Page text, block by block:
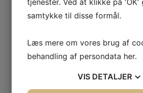
Udover sin centrale placering tilbyder
seværdigheder som Kastrup Fort og
området hvor medarbejderne har
bred palette af udendørs aktiviteter.
Lufthavn tæt på motorvejsnettet, City og
samtykke til disse formål.
Læs mere om vores brug af
behandling af persondata her.
VIS DETALJER